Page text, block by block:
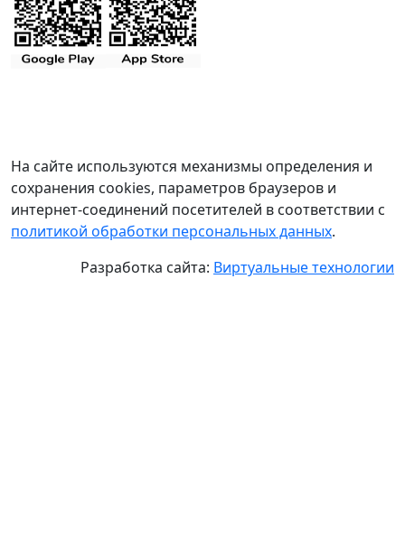
На сайте используются механизмы определения и
сохранения cookies, параметров браузеров и
интернет-соединений посетителей в соответствии с
политикой обработки персональных данных.
Разработка сайта: Виртуальные технологии